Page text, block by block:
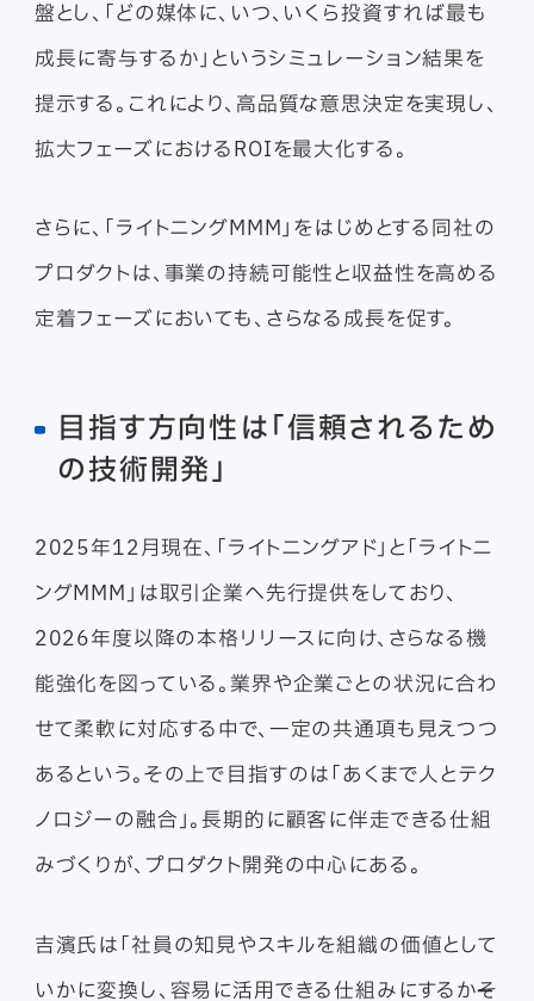
盤とし、「どの媒体に、いつ、いくら投資すれば最も
成長に寄与するか」というシミュレーション結果を
提示する。これにより、高品質な意思決定を実現し、
拡大フェーズにおけるROIを最大化する。
さらに、「ライトニングMMM」をはじめとする同社の
プロダクトは、事業の持続可能性と収益性を高める
定着フェーズにおいても、さらなる成長を促す。
目指す方向性は「信頼されるため
の技術開発」
2025年12月現在、「ライトニングアド」と「ライトニ
ングMMM」は取引企業へ先行提供をしており、
2026年度以降の本格リリースに向け、さらなる機
能強化を図っている。業界や企業ごとの状況に合わ
せて柔軟に対応する中で、一定の共通項も見えつつ
あるという。その上で目指すのは「あくまで人とテク
ノロジーの融合」。長期的に顧客に伴走できる仕組
みづくりが、プロダクト開発の中心にある。
吉濱氏は「社員の知見やスキルを組織の価値として
いかに変換し、容易に活用できる仕組みにするか̶そ